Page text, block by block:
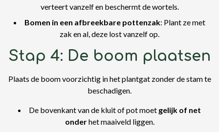
verteert vanzelf en beschermt de wortels.
Bomen in een afbreekbare pottenzak: Plant ze met
zak en al, deze lost vanzelf op.
Stap 4: De boom plaatsen
Plaats de boom voorzichtig in het plantgat zonder de stam te
beschadigen.
De bovenkant van de kluit of pot moet gelijk of net
onderhet maaiveld liggen.